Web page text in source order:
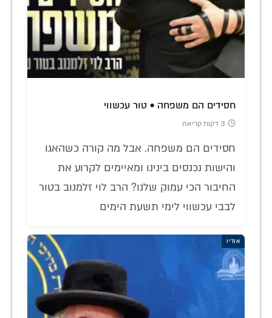
חסידים הם משפחה • טור עכשווי
3 דקות קריאה
חסידים הם משפחה. אבל מה קורה כשהאגו
והישות נכנסים בינינו ומאיימים לקרוע את
החיבור הכי עמוק שלנו? הרב לוי זלמנוב בטור
לבבי עכשווי לימי תשעת הימים
אודיו